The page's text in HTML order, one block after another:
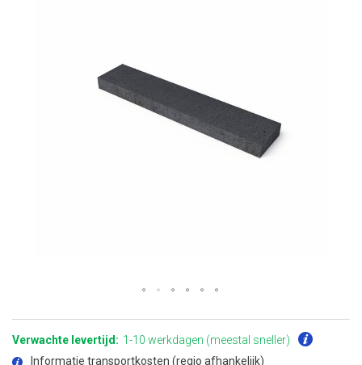
naar
begin
Verwachte levertijd: 1-10 werkdagen (meestal sneller)
Informatie transportkosten (regio afhankelijk)